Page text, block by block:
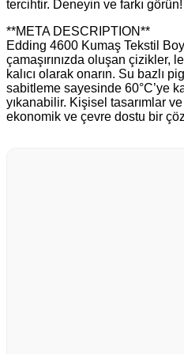
tercihtir. Deneyin ve farkı görün!
**META DESCRIPTION**
Edding 4600 Kumaş Tekstil
çamaşırınızda oluşan çizikler,
kalıcı olarak onarın. Su bazlı
sabitleme sayesinde 60°C’ye
yıkanabilir. Kişisel tasarımlar
ekonomik ve çevre dostu bir